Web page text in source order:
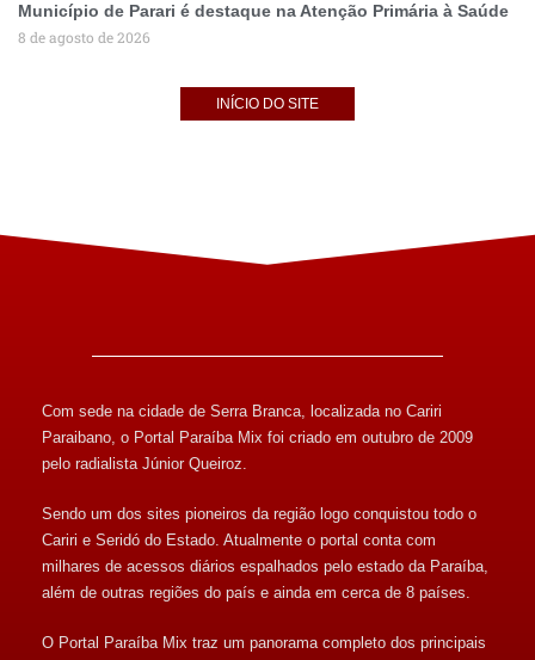
Município de Parari é destaque na Atenção Primária à Saúde
8 de agosto de 2026
INÍCIO DO SITE
Com sede na cidade de Serra Branca, localizada no Cariri
Paraibano, o Portal Paraíba Mix foi criado em outubro de 2009
pelo radialista Júnior Queiroz.
Sendo um dos sites pioneiros da região logo conquistou todo o
Cariri e Seridó do Estado. Atualmente o portal conta com
milhares de acessos diários espalhados pelo estado da Paraíba,
além de outras regiões do país e ainda em cerca de 8 países.
O Portal Paraíba Mix traz um panorama completo dos principais